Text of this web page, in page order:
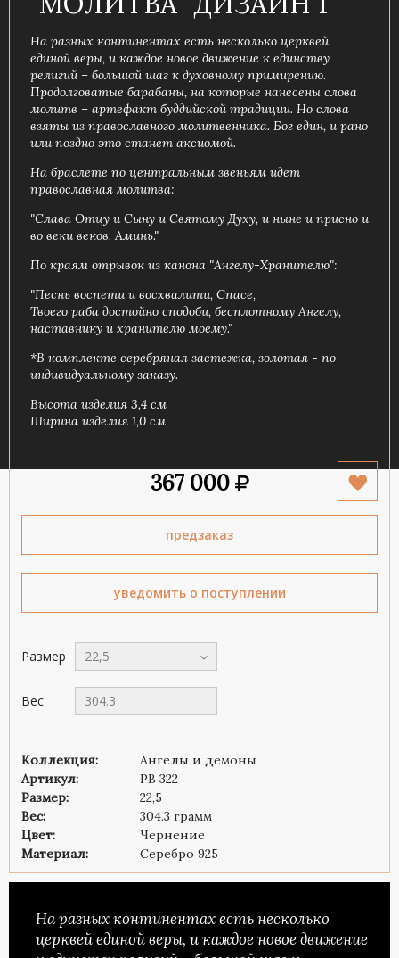
На разных континентах есть несколько церквей
единой веры, и каждое новое движение к единству
религий – большой шаг к духовному примирению.
Продолговатые барабаны, на которые нанесены слова
молитв – артефакт буддийской традиции. Но слова
взяты из православного молитвенника. Бог един, и рано
или поздно это станет аксиомой.
На браслете по центральным звеньям идет
православная молитва:
"Слава Отцу и Сыну и Святому Духу, и ныне и присно и
во веки веков. Аминь."
По краям отрывок из канона "Ангелу-Хранителю":
"Песнь воспети и восхвалити, Спасе,
Твоего раба достойно сподоби, беcплотному Ангелу,
наставнику и хранителю моему."
*В комплекте серебряная застежка, золотая - по
индивидуальному заказу.
Высота изделия 3,4 см
Ширина изделия 1,0 см
367 000
предзаказ
уведомить о поступлении
Размер 22,5
Вес 304.3
Коллекция:
Ангелы и демоны
Артикул:
PB 322
Размер:
22,5
Вес:
304.3 грамм
Цвет:
Чернение
Материал:
Серебро 925
На разных континентах есть несколько
церквей единой веры, и каждое новое движение